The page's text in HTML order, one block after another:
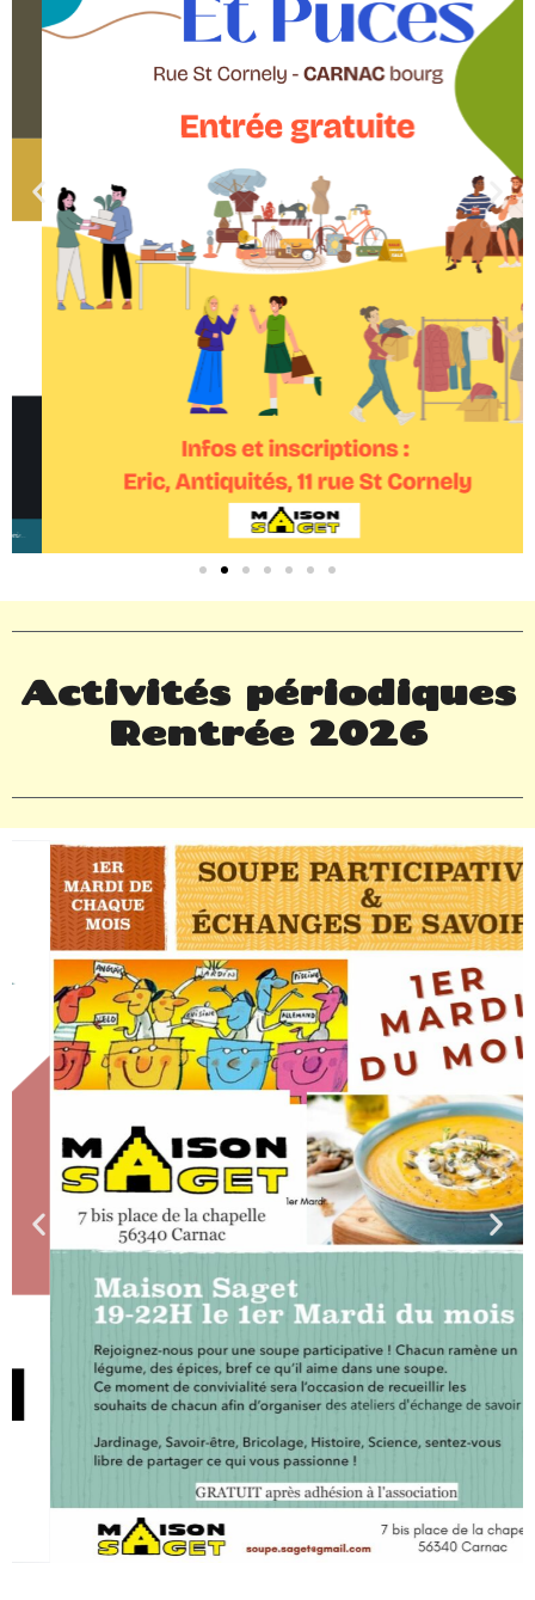
Activités périodiques
Rentrée 2026